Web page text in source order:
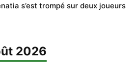
s’est trompé sur deux joueurs
2026